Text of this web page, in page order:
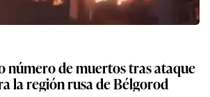
número de muertos tras ataque
la región rusa de Bélgorod